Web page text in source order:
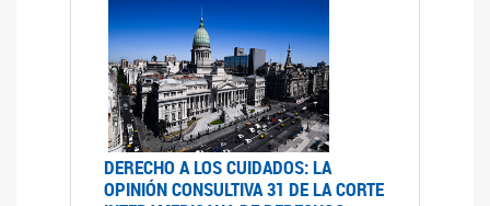
DERECHO A LOS CUIDADOS: LA
OPINIÓN CONSULTIVA 31 DE LA CORTE